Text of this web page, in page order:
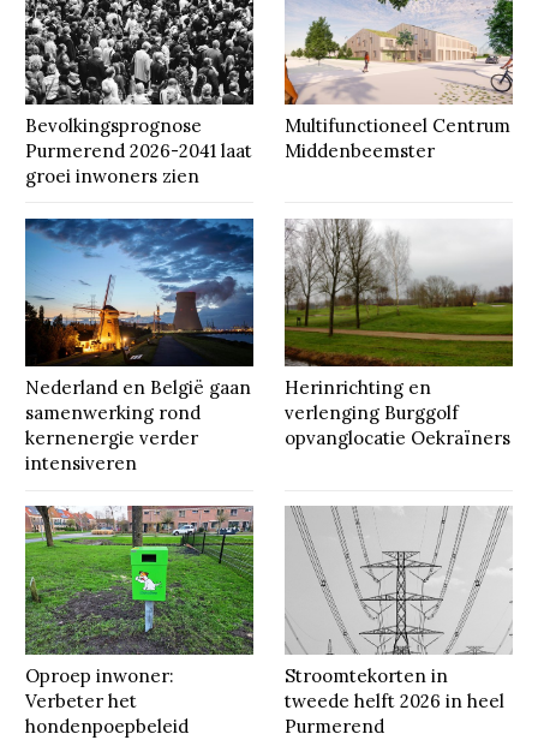
Bevolkingsprognose
Purmerend 2026-2041 laat
groei inwoners zien
Multifunctioneel Centrum
Middenbeemster
Nederland en België gaan
samenwerking rond
kernenergie verder
intensiveren
Herinrichting en
verlenging Burggolf
opvanglocatie Oekraïners
Oproep inwoner:
Verbeter het
hondenpoepbeleid
Stroomtekorten in
tweede helft 2026 in heel
Purmerend